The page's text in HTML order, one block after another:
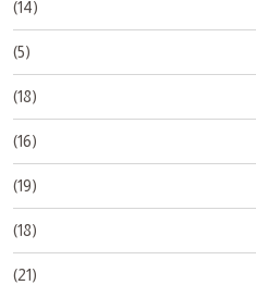
(14)
(5)
(18)
(16)
(19)
(18)
(21)